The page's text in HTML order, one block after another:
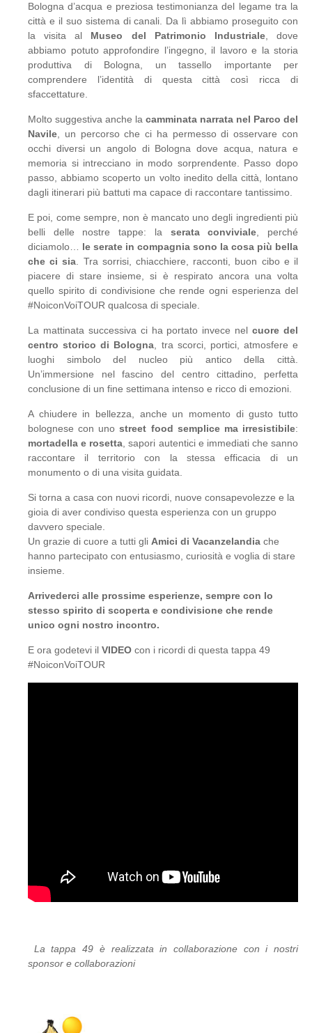
Bologna d’acqua e preziosa testimonianza del legame tra la
città e il suo sistema di canali. Da lì abbiamo proseguito con
la visita al Museo del Patrimonio Industriale, dove
abbiamo potuto approfondire l’ingegno, il lavoro e la storia
produttiva di Bologna, un tassello importante per
comprendere l’identità di questa città così ricca di
sfaccettature.
Molto suggestiva anche la camminata narrata nel Parco del
Navile, un percorso che ci ha permesso di osservare con
occhi diversi un angolo di Bologna dove acqua, natura e
memoria si intrecciano in modo sorprendente. Passo dopo
passo, abbiamo scoperto un volto inedito della città, lontano
dagli itinerari più battuti ma capace di raccontare tantissimo.
E poi, come sempre, non è mancato uno degli ingredienti più
belli delle nostre tappe: la serata conviviale, perché
diciamolo… le serate in compagnia sono la cosa più bella
che ci sia. Tra sorrisi, chiacchiere, racconti, buon cibo e il
piacere di stare insieme, si è respirato ancora una volta
quello spirito di condivisione che rende ogni esperienza del
#NoiconVoiTOUR qualcosa di speciale.
La mattinata successiva ci ha portato invece nelcuore del
centro storico di Bologna, tra scorci, portici, atmosfere e
luoghi simbolo del nucleo più antico della città.
Un’immersione nel fascino del centro cittadino, perfetta
conclusione di un fine settimana intenso e ricco di emozioni.
A chiudere in bellezza, anche un momento di gusto tutto
bolognese con unostreet food semplice ma irresistibile:
mortadella e rosetta, sapori autentici e immediati che sanno
raccontare il territorio con la stessa efficacia di un
monumento o di una visita guidata.
Si torna a casa con nuovi ricordi, nuove consapevolezze e la
gioia di aver condiviso questa esperienza con un gruppo
davvero speciale.
Un grazie di cuore a tutti gli Amici di Vacanzelandia che
hanno partecipato con entusiasmo, curiosità e voglia di stare
insieme.
Arrivederci alle prossime esperienze, sempre con lo
stesso spirito di scoperta e condivisione che rende
unico ogni nostro incontro.
E ora godetevi il VIDEO con i ricordi di questa tappa 49
#NoiconVoiTOUR
La tappa 49 è realizzata in collaborazione con i nostri
sponsor e collaborazioni